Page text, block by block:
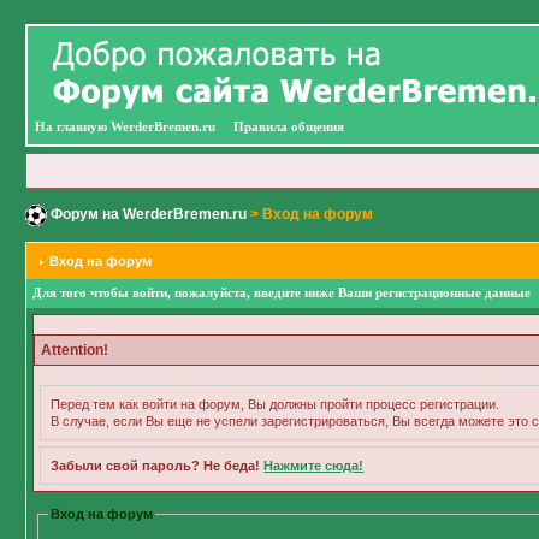
На главную WerderBremen.ru Правила общения
Форум на WerderBremen.ru > Вход на форум
Вход на форум
Для того чтобы войти, пожалуйста, введите ниже Ваши регистрационные данные
Attention!
Перед тем как войти на форум, Вы должны пройти процесс регистрации.
В случае, если Вы еще не успели зарегистрироваться, Вы всегда можете это
Забыли свой пароль? Не беда!Нажмите сюда!
Вход на форум